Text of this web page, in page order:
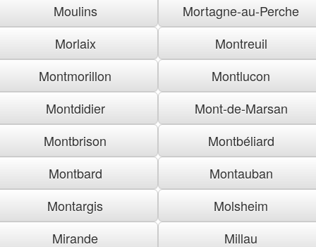
Moulins
Mortagne-au-Perche
Morlaix
Montreuil
Montmorillon
Montlucon
Montdidier
Mont-de-Marsan
Montbrison
Montbéliard
Montbard
Montauban
Montargis
Molsheim
Mirande
Millau